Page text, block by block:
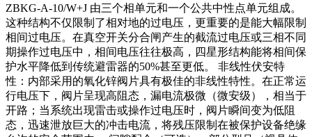
ZBKG-A-10/W+J 由三个相单元和一个公共中性点单元组成。
这种结构不仅限制了相对地的过电压，更重要的是能大幅限制
相间过电压。在真空开关分合闸产生的截流过电压或三相不同
期操作过电压中，相间电压往往极高，四星形结构能将相间保
护水平降低到传统避雷器的50%甚至更低。 非线性伏安特
性：内部采用的氧化锌阀片具有极佳的非线性特性。在正常运
行电压下，阀片呈现高阻态，漏电流极微（微安级），相当于
开路；当系统出现雷击或操作过电压时，阀片瞬间变为低阻
态，迅速泄放巨大的冲击电流，将残压限制在被保护设备绝缘